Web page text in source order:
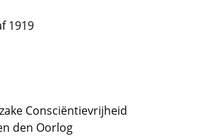
1919
Consciëntievrijheid
den Oorlog